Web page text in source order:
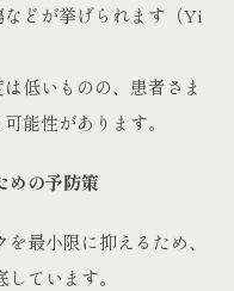
どが挙げられます（Yi
低いものの、患者さま
能性があります。
めの予防策
最小限に抑えるため、
ています。